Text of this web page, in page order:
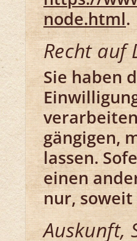
node.html.
Recht auf
Sie haben
gängigen,
lassen.
einen
nur,
Auskunft,